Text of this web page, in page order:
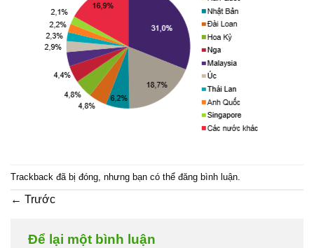
Trackback đã bị đóng, nhưng bạn có thể đăng bình luận
← Trước
Để lại một bình luận